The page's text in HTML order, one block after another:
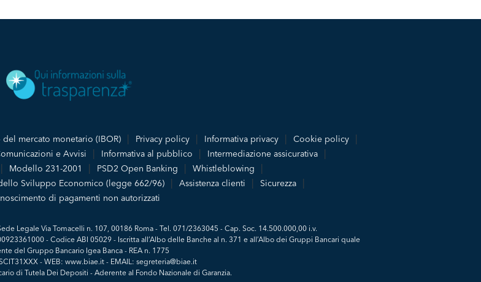
mercato monetario (IBOR) Privacy policy Informativa privacy
Cookie policy
e Avvisi Informativa al pubblico
Intermediazione assicurativa
Modello 231-2001 PSD2 Open Banking
Whistleblowing
Sviluppo Economico (legge 662/96)
Assistenza clienti
Sicurezza
di pagamenti non autorizzati
Legale Via Tomacelli n. 107, 00186 Roma - Tel. 071/2363045 - Cap. Soc. 14.500.000,00 i.v.
- Codice ABI 05029 - Iscritta all’Albo delle Banche al n. 371 e all’Albo dei Gruppi Bancari quale
del Gruppo Bancario Igea Banca - REA n. 1775
- WEB: www.biae.it - EMAIL: segreteria@biae.it
di Tutela Dei Depositi - Aderente al Fondo Nazionale di Garanzia.